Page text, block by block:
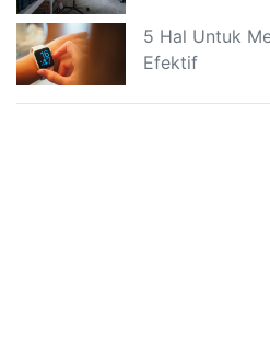
5 Hal Untuk
Efektif